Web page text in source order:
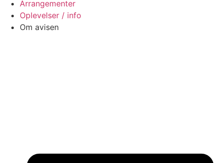
Arrangementer
Oplevelser / info
Om avisen